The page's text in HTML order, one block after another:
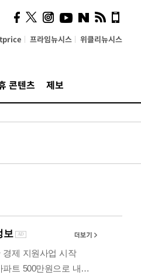
프라임뉴시스 위클리뉴시스
콘텐츠 제보
시, 스마트폰 액세서리에
NFC 더했다